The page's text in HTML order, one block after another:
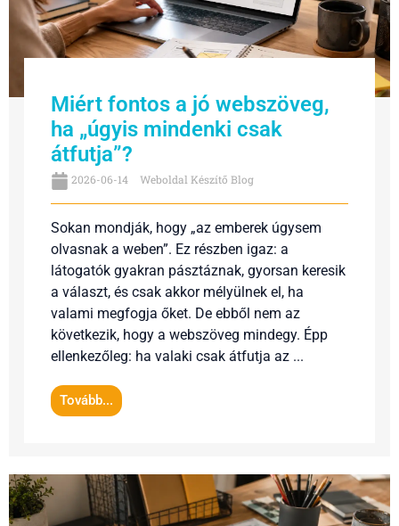
Miért fontos a jó webszöveg,
ha „úgyis mindenki csak
átfutja”?
2026-06-14 Weboldal Készítő Blog
Sokan mondják, hogy „az emberek úgysem
olvasnak a weben”. Ez részben igaz: a
látogatók gyakran pásztáznak, gyorsan keresik
a választ, és csak akkor mélyülnek el, ha
valami megfogja őket. De ebből nem az
következik, hogy a webszöveg mindegy. Épp
ellenkezőleg: ha valaki csak átfutja az ...
Tovább...